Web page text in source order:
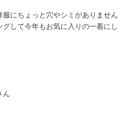
にちょっと穴やシミがありません
して今年もお気に入りの一着にし
ん